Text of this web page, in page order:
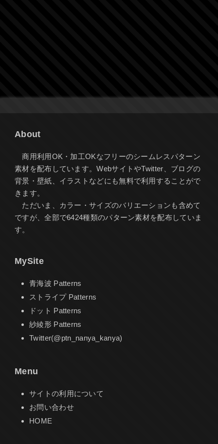
About
商用利用OK・加工OKなフリーのシームレスパターン
素材を配布しています。WebサイトやTwitter、ブログの
背景・壁紙、イラストなどにも無料で利用することがで
きます。
ただいま、カラー・サイズのバリエーションも含めて
ですが、全部で6424種類のパターン素材を配布していま
す。
MySite
青海波 Patterns
ストライプ Patterns
ドット Patterns
紗綾形 Patterns
Twitter(@ptn_nanya_kanya)
Menu
サイトの利用について
お問い合わせ
HOME